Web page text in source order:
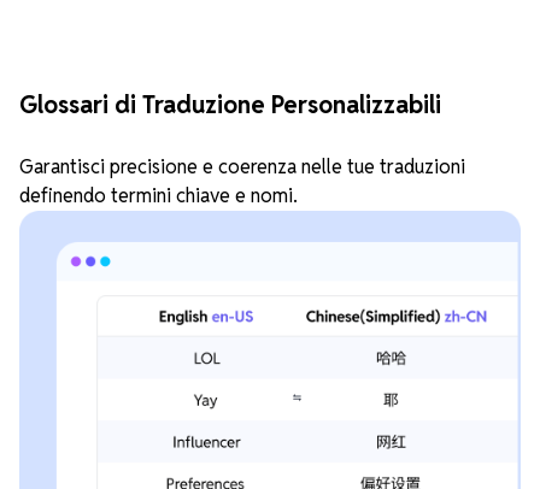
Glossari di Traduzione Personalizzabili
Garantisci precisione e coerenza nelle tue traduzioni
definendo termini chiave e nomi.